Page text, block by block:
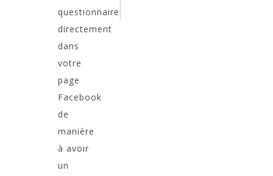
questionnaire
directement
dans
votre
page
Facebook
de
manière
à avoir
un